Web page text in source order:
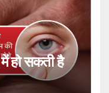
हो सकती है